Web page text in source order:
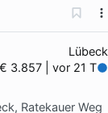
Lübeck
€ 3.857 | vor 21 T
Ratekauer Weg